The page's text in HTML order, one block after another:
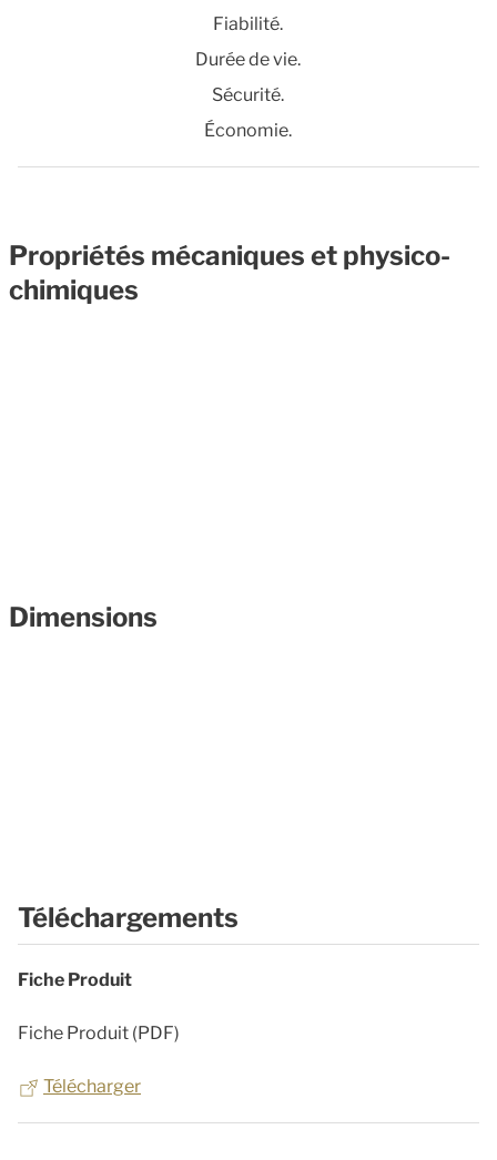
Fiabilité.
Durée de vie.
Sécurité.
Économie.
Propriétés mécaniques et physico-
chimiques
Dimensions
Téléchargements
Fiche Produit
Fiche Produit (PDF)
Télécharger